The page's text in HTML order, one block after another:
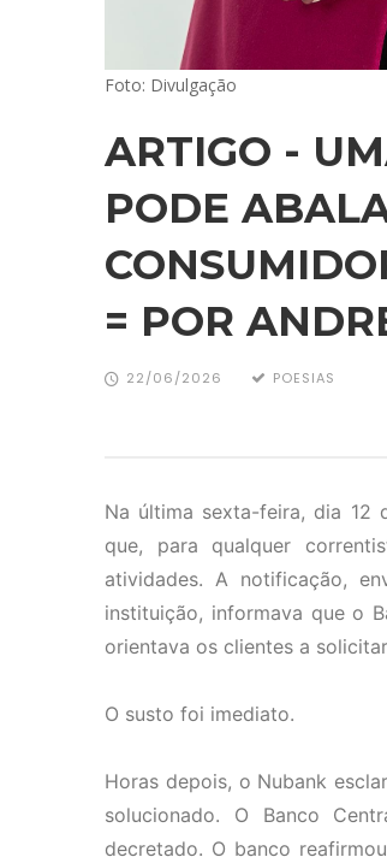
Foto: Divulgação
ARTIGO -
PODE
= POR
22/06/2026 POESIAS
Na última sexta-feira, dia 12
que, para qualquer
atividades. A notificação,
instituição, informava que o
orientava os clientes a
O susto foi imediato.
Horas depois, o Nubank
solucionado. O Banco
decretado. O banco